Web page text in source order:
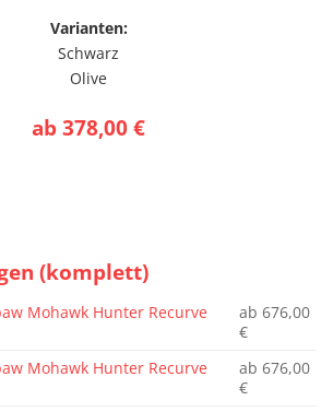
Varianten:
Schwarz
Olive
ab 378,00 €
(komplett)
Mohawk Hunter Recurve
ab 676,00
€
Mohawk Hunter Recurve
ab 676,00
€